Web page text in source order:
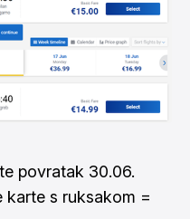
povratak 30.06.
karte s ruksakom =